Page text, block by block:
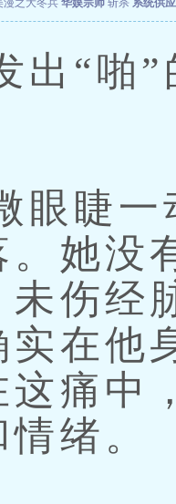
漫之大冬兵 华娱宗师 斩杀 系统供
“啪”
睫一
。她没
未伤
实在他
这痛中
绪。